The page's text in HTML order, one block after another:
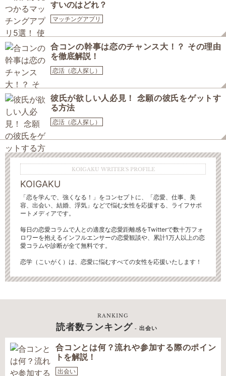
すいのはどれ？
マッチングアプリ
合コンの幹事は恋のチャンス大！？ その理由
を徹底解説！
恋活（恋人探し）
彼氏が欲しい人必見！ 念願の彼氏をゲットす
る方法
恋活（恋人探し）
KOIGAKU WRITER'S PROFILE
KOIGAKU
「恋を学んで、強くなる！」をコンセプトに、「恋愛、仕事、美
容、出会い、結婚、浮気」などで悩む女性を応援する、ライフサポ
ートメディアです。
毎日の恋愛コラムで人との適度な恋愛距離感をTwitterで数十万フォ
ロワーを抱えるインフルエンサーの恋愛観談や、累計1万人以上の恋
愛コラムや診断が全て無料です。
恋学（こいがく）は、恋愛に悩むすべての女性を応援いたします！
RANKING
読者数ランキング - 出会い
合コンとは何？流れや参加する際のポイン
トを解説！
出会い